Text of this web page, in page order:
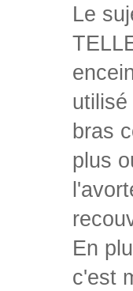
Le
bras
plus
En
c'est